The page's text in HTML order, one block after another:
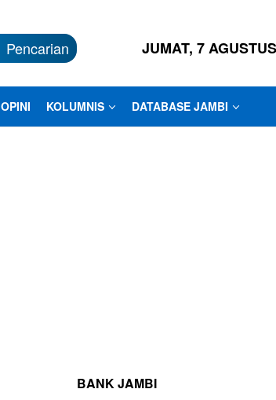
Pencarian JUMAT, 7
OPINI KOLUMNIS DATABASE JAMBI
BANK JAMBI